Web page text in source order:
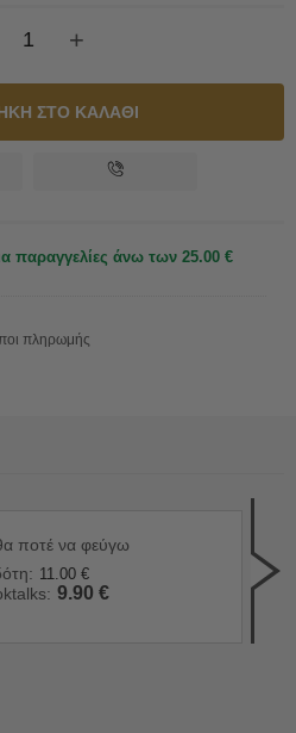
+
ΣΤΟ ΚΑΛΑΘΙ
άνω των 25.00 €
πληρωμής
ποτέ να φεύγω
11.00 €
9.90 €